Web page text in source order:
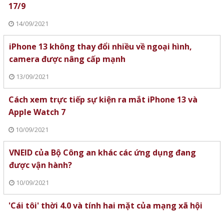
17/9
14/09/2021
iPhone 13 không thay đổi nhiều về ngoại hình,
camera được nâng cấp mạnh
13/09/2021
Cách xem trực tiếp sự kiện ra mắt iPhone 13 và
Apple Watch 7
10/09/2021
VNEID của Bộ Công an khác các ứng dụng đang
được vận hành?
10/09/2021
'Cái tôi' thời 4.0 và tính hai mặt của mạng xã hội